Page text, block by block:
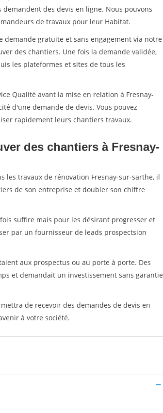
des devis en ligne. Nous pouvons
de travaux pour leur Habitat.
demande gratuite et sans engagement via notre
des chantiers. Une fois la demande validée,
les plateformes et sites de tous les
Qualité avant la mise en relation à Fresnay-
d'une demande de devis. Vous pouvez
rapidement leurs chantiers travaux.
des chantiers à Fresnay-
travaux de rénovation Fresnay-sur-sarthe, il
de son entreprise et doubler son chiffre
suffire mais pour les désirant progresser et
par un fournisseur de leads prospectsion
aux prospectus ou au porte à porte. Des
et demandait un investissement sans garantie
de recevoir des demandes de devis en
à votre société.